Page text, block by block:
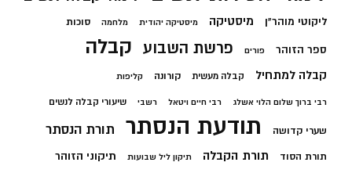
ליקוטי מוהר"ן מיסטיקה מיסטיקה יהודית מלחמה סוכות
ספר הזוהר פורים פרשת השבוע קבלה
קבלה למתחיל קבלה מעשית קורונה קליפות
רבי ברוך שלום הלוי אשלג רבי חיים ויטאל רשבי שיעורי קבלה לנשים
שערי קדושה תודעת הנסתר תורת הנסתר
תורת הסוד תורת הקבלה תיקון ליל שבועות תיקוני הזוהר